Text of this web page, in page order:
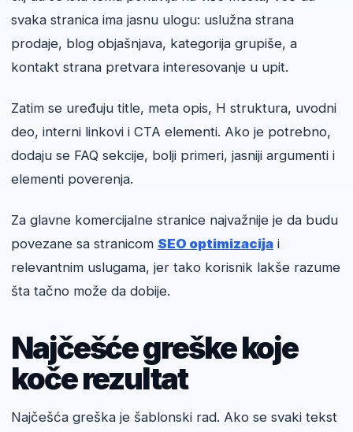
svaka stranica ima jasnu ulogu: uslužna strana
prodaje, blog objašnjava, kategorija grupiše, a
kontakt strana pretvara interesovanje u upit.
Zatim se uređuju title, meta opis, H struktura, uvodni
deo, interni linkovi i CTA elementi. Ako je potrebno,
dodaju se FAQ sekcije, bolji primeri, jasniji argumenti i
elementi poverenja.
Za glavne komercijalne stranice najvažnije je da budu
povezane sa stranicom SEO optimizacija i
relevantnim uslugama, jer tako korisnik lakše razume
šta tačno može da dobije.
Najčešće greške koje
koče rezultat
Najčešća greška je šablonski rad. Ako se svaki tekst